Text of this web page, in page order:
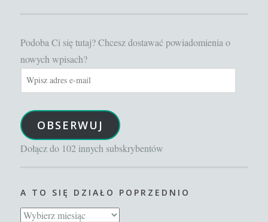
Podoba Ci się tutaj? Chcesz dostawać powiadomienia o
nowych wpisach?
Wpisz
adres
mail
OBSERWUJ
Dołącz do 102 innych subskrybentów
A TO SIĘ DZIAŁO POPRZEDNIO
A